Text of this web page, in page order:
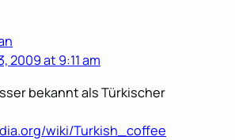
2009 at 9:11 am
bekannt als Türkischer
wiki/Turkish_coffee